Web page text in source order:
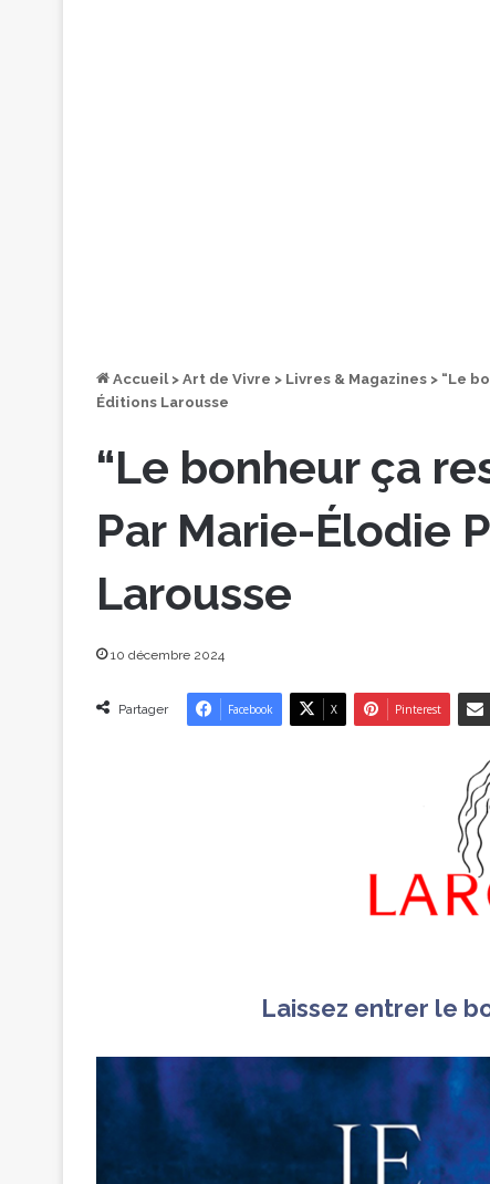
Accueil > Art de Vivre > Livres & Magazines > “Le
Éditions Larousse
“Le bonheur ça
Par Marie-Élodie
Larousse
10 décembre 2024
Partager Facebook X Pinterest
Laissez entrer le